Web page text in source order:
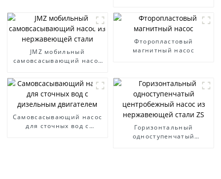
JMZ мобильный
самовсасывающий насос
Фторопластовый
магнитный насос
Самовсасывающий насос
для сточных вод с
Горизонтальный
одноступенчатый